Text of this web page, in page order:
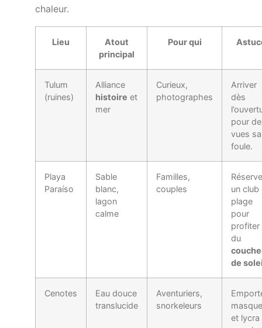
chaleur.
Lieu
Atout
principal
Pour qui
Tulum
(ruines)
Alliance
histoire et
mer
Curieux,
photographes
Arriver
dès
pour
vues
foule.
Playa
Paraíso
Sable
blanc,
lagon
calme
Familles,
couples
un club
plage
pour
profiter
du
de
Cenotes
Eau douce
translucide
Aventuriers,
snorkeleurs
masque
et lycra